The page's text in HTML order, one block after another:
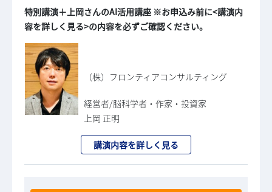
特別講演＋上岡さんのAI活用講座 ※お申込み前に<講演内
容を詳しく見る>の内容を必ずご確認ください。
（株）フロンティアコンサルティング
経営者/脳科学者・作家・投資家
上岡 正明
講演内容を詳しく見る